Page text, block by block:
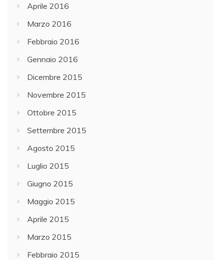
Aprile 2016
Marzo 2016
Febbraio 2016
Gennaio 2016
Dicembre 2015
Novembre 2015
Ottobre 2015
Settembre 2015
Agosto 2015
Luglio 2015
Giugno 2015
Maggio 2015
Aprile 2015
Marzo 2015
Febbraio 2015